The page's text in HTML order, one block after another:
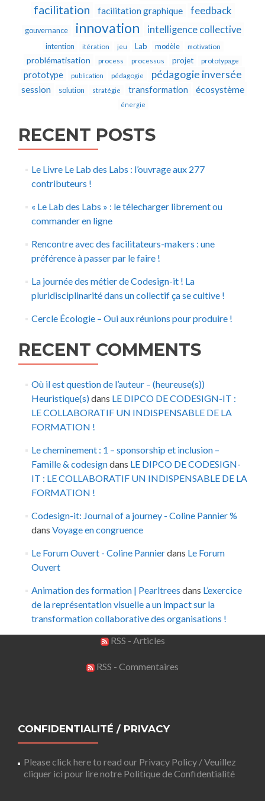
facilitation
facilitation graphique feedback
gouvernance innovation intelligence collective
intention itération jeu Lab modèle motivation
problématisation process processus projet prototypage
prototype publication pédagogie pédagogie inversée
session solution stratégie transformation écosystème
énergie
RECENT POSTS
Le Livre Le Lab des Labs : l’ouvrage aux 277
contributeurs !
« Le Lab des Labs » : le télecharger librement ou
commander en ligne
Rencontre avec des facilitateurs-makers : une
préférence à passer par le faire !
La journée des métier de Codesign-it ! La
pluridisciplinarité dans un collectif ça se cultive !
Cercle Écologie – Oui aux réunions pour produire !
RECENT COMMENTS
Où il est question de l’auteur – (heureuse(s))
Heuristique(s)dans LE DIPCO DE CODESIGN-IT :
LE COLLABORATIF UN INDISPENSABLE DE LA
FORMATION !
Le cheminement : 1 – sponsorship et inclusion –
Famille & codesigndans LE DIPCO DE CODESIGN-
IT : LE COLLABORATIF UN INDISPENSABLE DE LA
FORMATION !
Codesign-it: Journal of a journey - Coline Pannier %
dans Voyage en congruence
Le Forum Ouvert - Coline Pannierdans Le Forum
Ouvert
Animation des formation | Pearltrees dans L’exercice
de la représentation visuelle a un impact sur la
transformation collaborative des organisations !
RSS - Articles
RSS - Commentaires
CONFIDENTIALITÉ / PRIVACY
Please click here to read our Privacy Policy / Veuillez
cliquer ici pour lire notre Politique de Confidentialité